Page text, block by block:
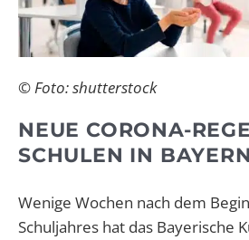
© Foto: shutterstock
NEUE CORONA-
SCHULEN IN BAYERN
Wenige Wochen nach dem
Schuljahres hat das Bayerische